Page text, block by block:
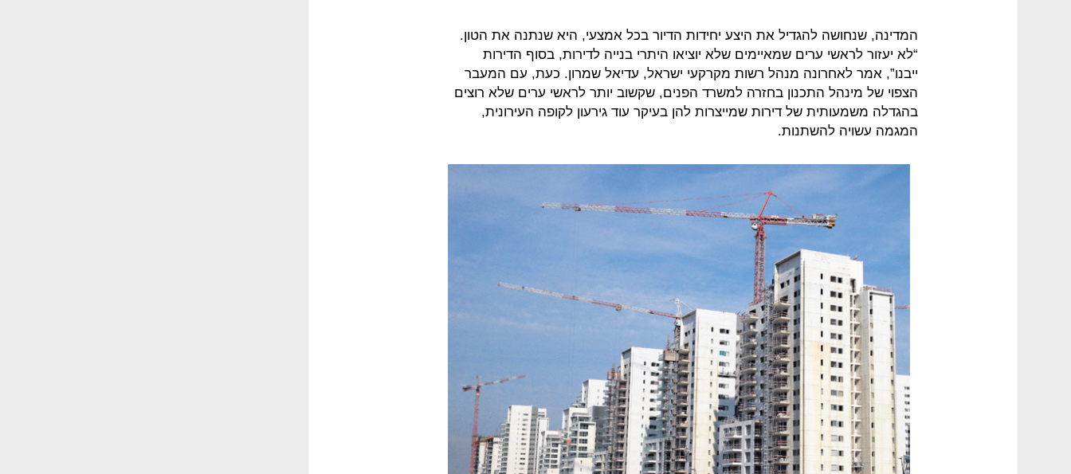
המדינה, שנחושה להגדיל את היצע יחידות הדיור בכל אמצעי, היא שנתנה את הטון.
“לא יעזור לראשי ערים שמאיימים שלא יוציאו היתרי בנייה לדירות, בסוף הדירות
ייבנו”, אמר לאחרונה מנהל רשות מקרקעי ישראל, עדיאל שמרון. כעת, עם המעבר
הצפוי של מינהל התכנון בחזרה למשרד הפנים, שקשוב יותר לראשי ערים שלא רוצים
בהגדלה משמעותית של דירות שמייצרות להן בעיקר עוד גירעון לקופה העירונית,
המגמה עשויה להשתנות.